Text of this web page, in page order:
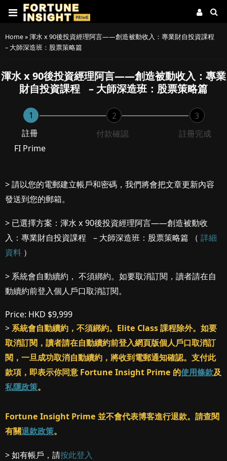
Home»渾水 x 90後投資經理阿言——創造被動收入：專業財自投資課程
– 大師深造班：股票策略篇
渾水 x 90後投資經理阿言——創造被動收入：專業
財自投資課程 – 大師深造班：股票策略篇
1
註冊
FI Prime
2
付款確認
3
註冊完成
> 請以您的電郵建立帳戶和密碼，我們將會把文章更新內容
發送到您的郵箱。
> 已選擇方案：渾水 x 90後投資經理阿言——創造被動收
入：專業財自投資課程 – 大師深造班：股票策略篇 （ 詳細
資料 ）
> 系統會自動續約， 不須綁約。如要取消訂閱，讀者請在自
動續約前登入個人戶口取消訂閱。
Price: HKD $9,999
>系統會自動續約，不須綁約。Elite Class 課程除外。如要
取消訂閱，讀者請在自動續約前登入網頁版個人戶口取消訂
閱，一旦成功取消自動續約，將收到電郵通知確認。支付此
款項，即表示你同意 Fortune Insight Prime 的使用條款及
私隱政策。
Fortune Insight Prime 並不會代表博客進行退款。請查閱
有關退款政策。
> 如有帳戶，請按此登入